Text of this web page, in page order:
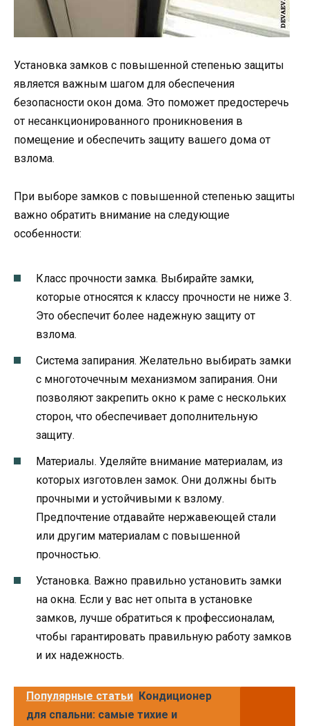
Установка замков с повышенной степенью защиты
является важным шагом для обеспечения
безопасности окон дома. Это поможет предостеречь
от несанкционированного проникновения в
помещение и обеспечить защиту вашего дома от
взлома.
При выборе замков с повышенной степенью защиты
важно обратить внимание на следующие
особенности:
Класс прочности замка. Выбирайте замки,
которые относятся к классу прочности не ниже 3.
Это обеспечит более надежную защиту от
взлома.
Система запирания. Желательно выбирать замки
с многоточечным механизмом запирания. Они
позволяют закрепить окно к раме с нескольких
сторон, что обеспечивает дополнительную
защиту.
Материалы. Уделяйте внимание материалам, из
которых изготовлен замок. Они должны быть
прочными и устойчивыми к взлому.
Предпочтение отдавайте нержавеющей стали
или другим материалам с повышенной
прочностью.
Установка. Важно правильно установить замки
на окна. Если у вас нет опыта в установке
замков, лучше обратиться к профессионалам,
чтобы гарантировать правильную работу замков
и их надежность.
Популярные статьи Кондиционер
для спальни: самые тихие и